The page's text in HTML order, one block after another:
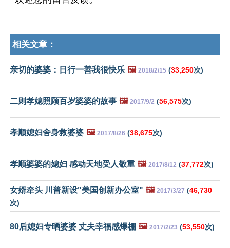
相关文章：
亲切的婆婆：日行一善我很快乐 🖼️ 2018/2/15 (33,250次)
二则孝媳照顾百岁婆婆的故事 🖼️ 2017/9/2 (56,575次)
孝顺媳妇舍身救婆婆 🖼️ 2017/8/26 (38,675次)
孝顺婆婆的媳妇 感动天地受人敬重 🖼️ 2017/8/12 (37,772次)
女婿牵头 川普新设"美国创新办公室" 🖼️ 2017/3/27 (46,730
次)
80后媳妇专晒婆婆 丈夫幸福感爆棚 🖼️ 2017/2/23 (53,550次)